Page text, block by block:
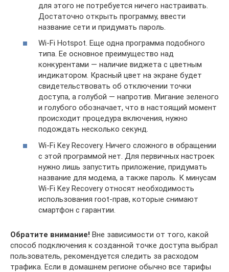
для этого не потребуется ничего настраивать.
Достаточно открыть программу, ввести
название сети и придумать пароль.
Wi-Fi Hotspot. Еще одна программа подобного
типа. Ее основное преимущество над
конкурентами — наличие виджета с цветным
индикатором. Красный цвет на экране будет
свидетельствовать об отключении точки
доступа, а голубой — напротив. Мигание зеленого
и голубого обозначает, что в настоящий момент
происходит процедура включения, нужно
подождать несколько секунд.
Wі-Fі Key Recovery. Ничего сложного в обращении
с этой программой нет. Для первичных настроек
нужно лишь запустить приложение, придумать
название для модема, а также пароль. К минусам
Wі-Fі Key Recovery относят необходимость
использования root-прав, которые снимают
смартфон с гарантии.
Обратите внимание! Вне зависимости от того, какой
способ подключения к созданной точке доступа выбрал
пользователь, рекомендуется следить за расходом
трафика. Если в домашнем регионе обычно все тарифы